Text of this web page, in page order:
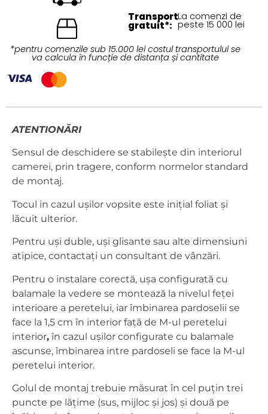
Transport
gratuit*:
La comenzi de
peste 15 000 lei
*pentru comenzile sub 15.000 lei costul transportului se
va calcula în funcție de distanța și cantitate
ATENTIONĂRI
Sensul de deschidere se stabilește din interiorul
camerei, prin tragere, conform normelor standard
de montaj.
Tocul in cazul ușilor vopsite este inițial foliat și
lăcuit ulterior.
Pentru uși duble, uși glisante sau alte dimensiuni
atipice, contactați un consultant de vânzări.
Pentru o instalare corectă, ușa configurată cu
balamale la vedere se montează la nivelul feței
interioare a peretelui, iar îmbinarea pardoselii se
face la 1,5 cm în interior față de M-ul peretelui
interior, în cazul ușilor configurate cu balamale
ascunse, îmbinarea intre pardoseli se face la M-ul
peretelui interior.
Golul de montaj trebuie măsurat în cel puțin trei
puncte pe lățime (sus, mijloc și jos) și două pe